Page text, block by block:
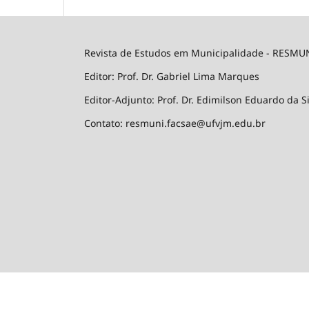
Revista de Estudos em Municipalidade -
Editor: Prof. Dr. Gabriel Lima Marques
Editor-Adjunto: Prof. Dr. Edimilson Eduardo da
Contato: resmuni.facsae@ufvjm.edu.br